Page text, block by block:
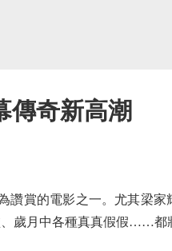
傳奇新高潮
賞的電影之一。尤其梁家
歲月中各種真真假假……都